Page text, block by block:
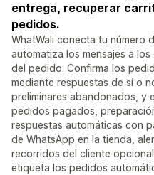
entrega, recuperar
pedidos.
WhatWali conecta tu número
automatiza los mensajes a
del pedido. Confirma los
mediante respuestas de sí o
preliminares abandonados, y
pedidos pagados,
respuestas automáticas con
de WhatsApp en la tienda,
recorridos del cliente
etiqueta los pedidos